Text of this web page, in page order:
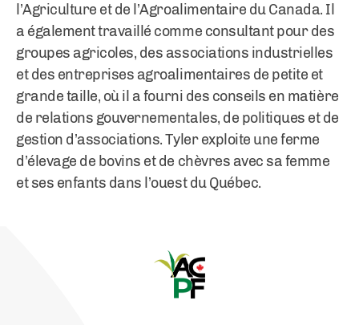
l’Agriculture et de l’Agroalimentaire du Canada. Il
a également travaillé comme consultant pour des
groupes agricoles, des associations industrielles
et des entreprises agroalimentaires de petite et
grande taille, où il a fourni des conseils en matière
de relations gouvernementales, de politiques et de
gestion d’associations. Tyler exploite une ferme
d’élevage de bovins et de chèvres avec sa femme
et ses enfants dans l’ouest du Québec.